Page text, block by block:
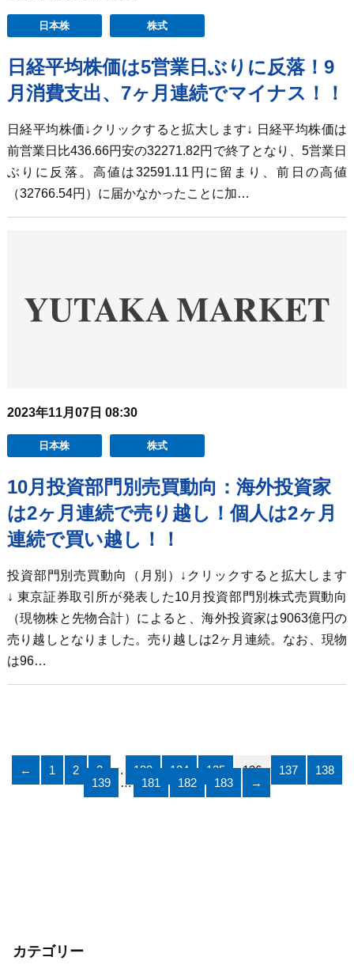
日本株 株式
日経平均株価は5営業日ぶりに反落！9
月消費支出、7ヶ月連続でマイナス！！
日経平均株価↓クリックすると拡大します↓ 日経平均株価は
前営業日比436.66円安の32271.82円で終了となり、5営業日
ぶりに反落。高値は32591.11円に留まり、前日の高値
（32766.54円）に届かなかったことに加…
2023年11月07日 08:30
日本株 株式
10月投資部門別売買動向：海外投資家
は2ヶ月連続で売り越し！個人は2ヶ月
連続で買い越し！！
投資部門別売買動向（月別）↓クリックすると拡大します
↓ 東京証券取引所が発表した10月投資部門別株式売買動向
（現物株と先物合計）によると、海外投資家は9063億円の
売り越しとなりました。売り越しは2ヶ月連続。なお、現物
は96…
← 1 2 3 … 133 134 135 136 137
138
139
… 181 182 183 →
カテゴリー